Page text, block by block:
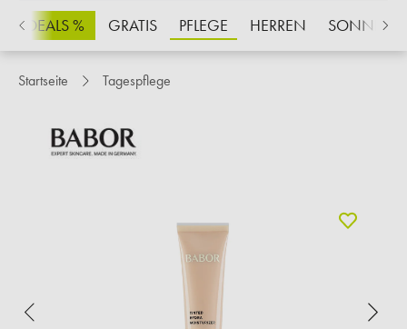
% GRATIS PFLEGE HERREN SONNE
Startseite Tagespflege